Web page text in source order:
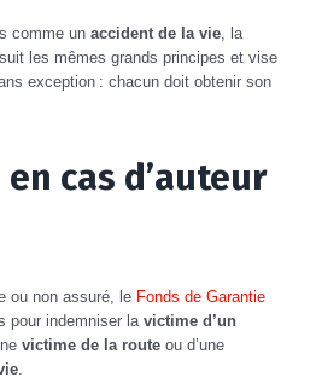
comme un accident de la vie , la
les mêmes grands principes et vise
exception : chacun doit obtenir son
cas d’auteur
ou non assuré, le Fonds de Garantie
pour indemniser la victime d’un
victime de la route ou d’une